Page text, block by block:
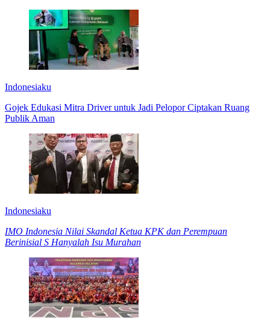
Indonesiaku
Gojek Edukasi Mitra Driver untuk Jadi Pelopor Ciptakan Ruang
Publik Aman
Indonesiaku
IMO Indonesia Nilai Skandal Ketua KPK dan Perempuan
Berinisial S Hanyalah Isu Murahan